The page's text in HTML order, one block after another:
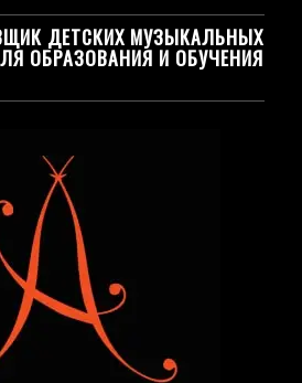
ДЕТСКИХ МУЗЫКАЛЬНЫХ
ОБРАЗОВАНИЯ И ОБУЧЕНИЯ